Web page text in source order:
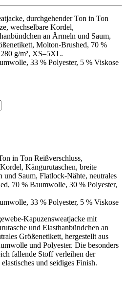
durchgehender Ton in Ton
wechselbare Kordel,
an Ärmeln und Saum,
Molton-Brushed, 70 %
g/m², XS–5XL.
33 % Polyester, 5 % Viskose
in Ton Reißverschluss,
Kängurutaschen, breite
und Saum, Flatlock-Nähte, neutrales
70 % Baumwolle, 30 % Polyester,
33 % Polyester, 5 % Viskose
Kapuzensweatjacke mit
und Elasthanbündchen an
Größenetikett, hergestellt aus
und Polyester. Die besonders
fallende Stoff verleihen der
und seidiges Finish.